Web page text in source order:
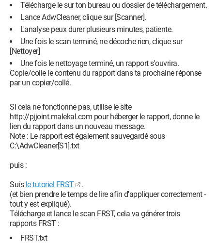
Télécharge le sur ton bureau ou dossier de téléchargement.
Lance AdwCleaner, clique sur [Scanner].
L'analyse peux durer plusieurs minutes, patiente.
Une fois le scan terminé, ne décoche rien, clique sur
[Nettoyer]
Une fois le nettoyage terminé, un rapport s'ouvrira.
Copie/colle le contenu du rapport dans ta prochaine réponse
par un copier/collé.
Si cela ne fonctionne pas, utilise le site
http://pjjoint.malekal.com pour héberger le rapport, donne le
lien du rapport dans un nouveau message.
Note : Le rapport est également sauvegardé sous
C:\AdwCleaner[S1].txt
puis :
Suis le tutoriel FRST
.
(et bien prendre le temps de lire afin d'appliquer correctement -
tout y est expliqué).
Télécharge et lance le scan FRST, cela va générer trois
rapports FRST :
FRST.txt